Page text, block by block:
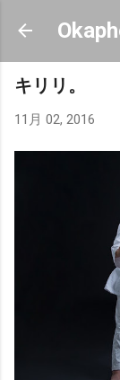
スキ
キリリ。
11月 02, 2016